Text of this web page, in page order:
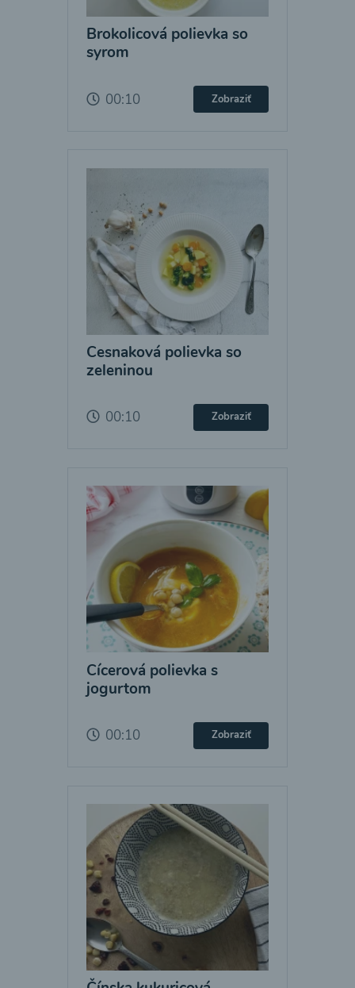
Brokolicová polievka so
syrom
00:10 Zobraziť
Cesnaková polievka so
zeleninou
00:10 Zobraziť
Cícerová polievka s
jogurtom
00:10 Zobraziť